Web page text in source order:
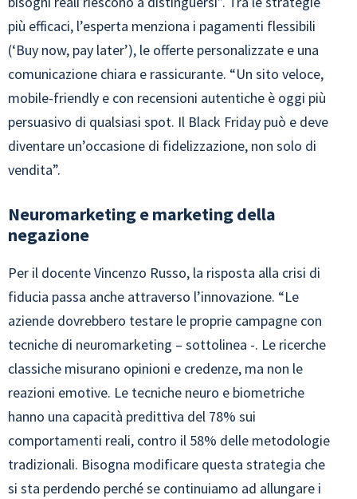
più efficaci, l’esperta menziona i pagamenti flessibili
(‘Buy now, pay later’), le offerte personalizzate e una
comunicazione chiara e rassicurante. “Un sito veloce,
mobile-friendly e con recensioni autentiche è oggi più
persuasivo di qualsiasi spot. Il Black Friday può e deve
diventare un’occasione di fidelizzazione, non solo di
vendita”.
Neuromarketing e marketing della
negazione
Per il docente Vincenzo Russo, la risposta alla crisi di
fiducia passa anche attraverso l’innovazione. “Le
aziende dovrebbero testare le proprie campagne con
tecniche di neuromarketing – sottolinea -. Le ricerche
classiche misurano opinioni e credenze, ma non le
reazioni emotive. Le tecniche neuro e biometriche
hanno una capacità predittiva del 78% sui
comportamenti reali, contro il 58% delle metodologie
tradizionali. Bisogna modificare questa strategia che
si sta perdendo perché se continuiamo ad allungare i